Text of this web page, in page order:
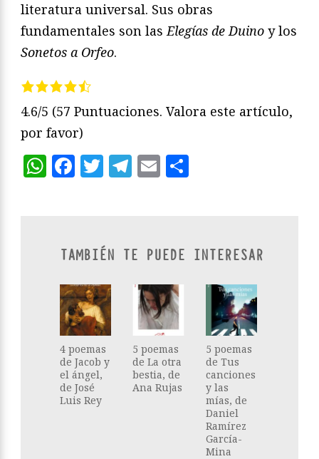
literatura universal. Sus obras
fundamentales son lasElegías de Duino y los
Sonetos a Orfeo.
4.6/5 (57 Puntuaciones. Valora este artículo,
por favor)
WhatsApp
Facebook
Twitter
Telegram
Email
TAMBIÉN TE PUEDE INTERESAR
4 poemas
de Jacob y
el ángel,
de José
Luis Rey
5 poemas
de La otra
bestia, de
Ana Rujas
5 poemas
de Tus
canciones
y las
mías, de
Daniel
Ramírez
García-
Mina